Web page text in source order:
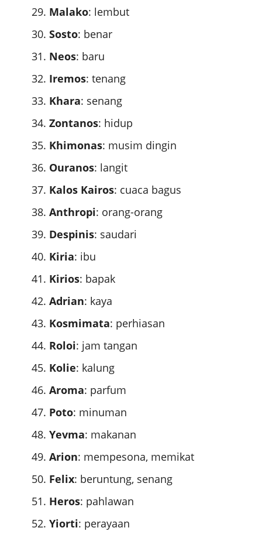
Malako: lembut
Sosto: benar
Neos: baru
Iremos: tenang
Khara: senang
Zontanos: hidup
Khimonas: musim dingin
Ouranos: langit
Kalos Kairos: cuaca bagus
Anthropi: orang-orang
Despinis: saudari
Kiria: ibu
Kirios: bapak
Adrian: kaya
Kosmimata: perhiasan
Roloi: jam tangan
Kolie: kalung
Aroma: parfum
Poto: minuman
Yevma: makanan
Arion: mempesona, memikat
Felix: beruntung, senang
Heros: pahlawan
Yiorti: perayaan